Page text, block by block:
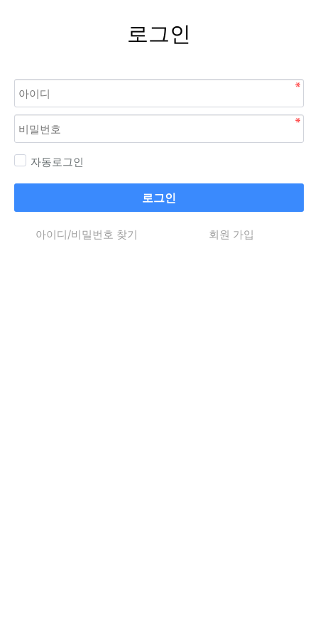
로그인
자동로그인
로그인
아이디/비밀번호 찾기 회원 가입